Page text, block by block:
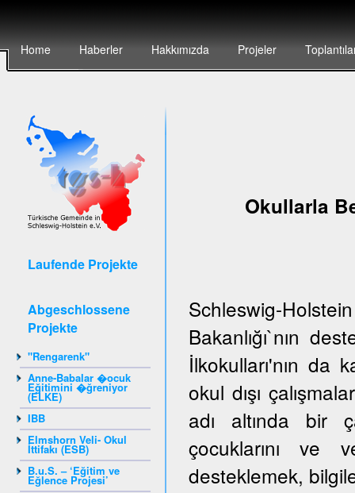
Home Haberler Hakkımızda Projeler
Laufende Projekte
Abgeschlossene
Projekte
"Rengarenk"
Anne-Babalar �ocuk
Eğitimini �ğreniyor
(ELKE)
IBB
Elmshorn Veli- Okul
İttifakı (ESB)
B.u.S. – ‘Eğitim ve
Eğlence Projesi’
Okullarla
Schleswig-
Bakanlığı`nın
İlkokulları'nın da
okul dışı
adı altında bir
çocuklarını ve
desteklemek,